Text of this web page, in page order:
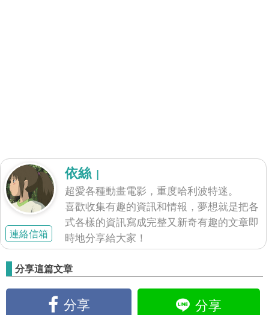
連絡信箱
依絲 |
超愛各種動畫電影，重度哈利波特迷。
喜歡收集有趣的資訊和情報，夢想就是把各
式各樣的資訊寫成完整又新奇有趣的文章即
時地分享給大家！
分享這篇文章
分享 分享